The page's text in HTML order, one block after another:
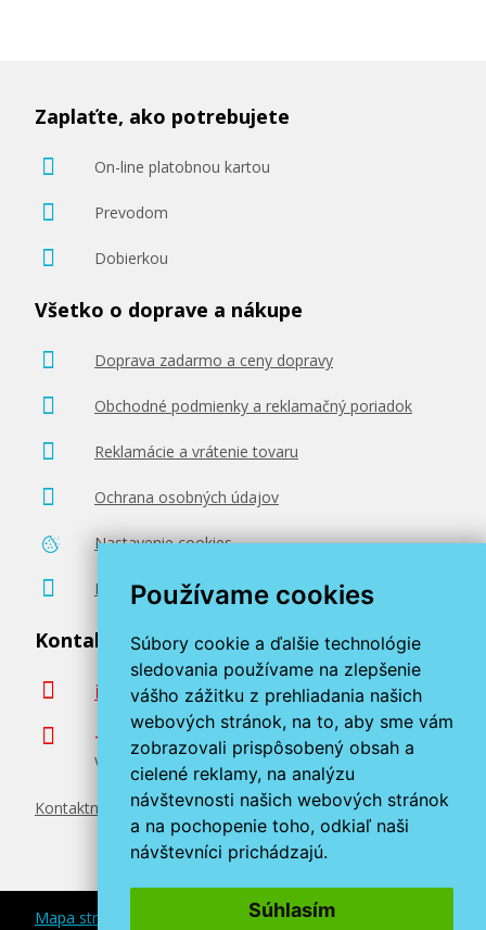
Používame cookies
Súbory cookie a ďalšie technológie
sledovania používame na zlepšenie
vášho zážitku z prehliadania našich
webových stránok, na to, aby sme vám
zobrazovali prispôsobený obsah a
cielené reklamy, na analýzu
návštevnosti našich webových stránok
a na pochopenie toho, odkiaľ naši
návštevníci prichádzajú.
Súhlasím
Zaplaťte, ako potrebujete
On-line platobnou kartou
Prevodom
Dobierkou
Všetko o doprave a nákupe
Doprava zadarmo a ceny dopravy
Obchodné podmienky a reklamačný poriadok
Reklamácie a vrátenie tovaru
Ochrana osobných údajov
Nastavenie cookies
Poradenstvo zadarmo
Kontaktujte nás
info@miroluk.sk
+420 377 222 313
Volajte v pracovné dni od 8. do 17. hod.
Kontaktné údaje
Mapa stránok